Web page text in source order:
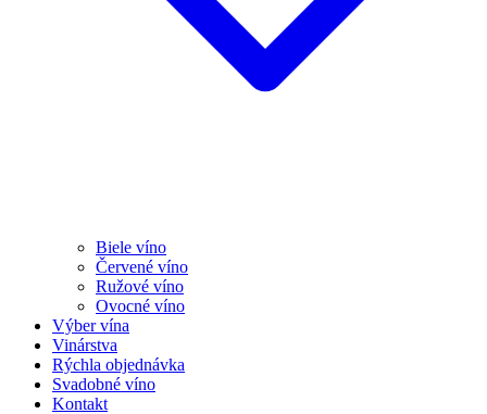
Biele víno
Červené víno
Ružové víno
Ovocné víno
Výber vína
Vinárstva
Rýchla objednávka
Svadobné víno
Kontakt